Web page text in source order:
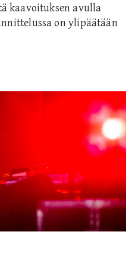
kaavoituksen avulla
on ylipäätään